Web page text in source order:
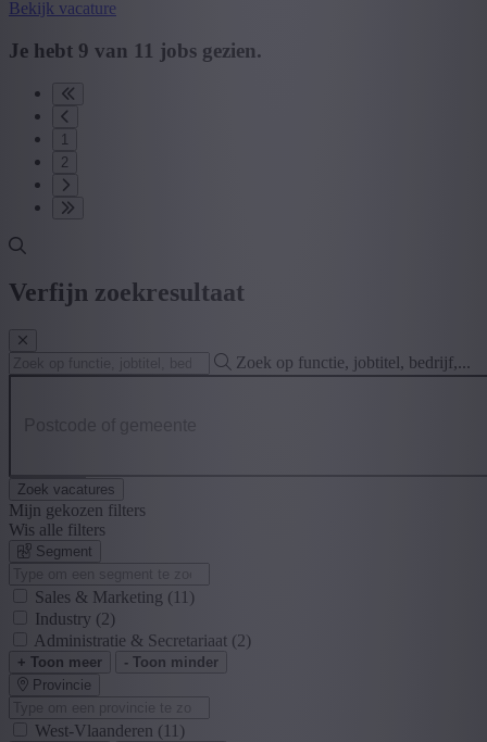
Bekijk vacature
Je hebt 9 van 11 jobs gezien.
1
2
Verfijn zoekresultaat
Zoek op functie, jobtitel, bedrijf,...
Zoek vacatures
Mijn gekozen filters
Wis alle filters
Segment
Sales & Marketing (11)
Industry (2)
Administratie & Secretariaat (2)
+ Toon meer
- Toon minder
Provincie
West-Vlaanderen (11)